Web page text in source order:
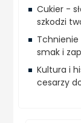
Cukier -
szkodzi
Tchnienie
smak i
Kultura i
cesarzy